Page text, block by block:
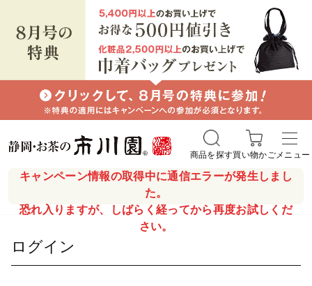
キャンペーン情報の取得中に通信エラーが発生しまし
た。
恐れ入りますが、しばらく経ってから再度お試しくだ
さい。
商品を探す買い物かごメニュー
ログイン